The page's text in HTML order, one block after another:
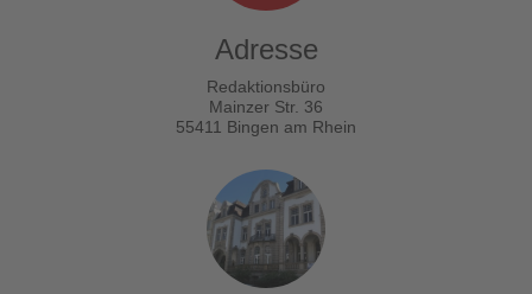
Adresse
Redaktionsbüro
Mainzer Str. 36
55411 Bingen am Rhein